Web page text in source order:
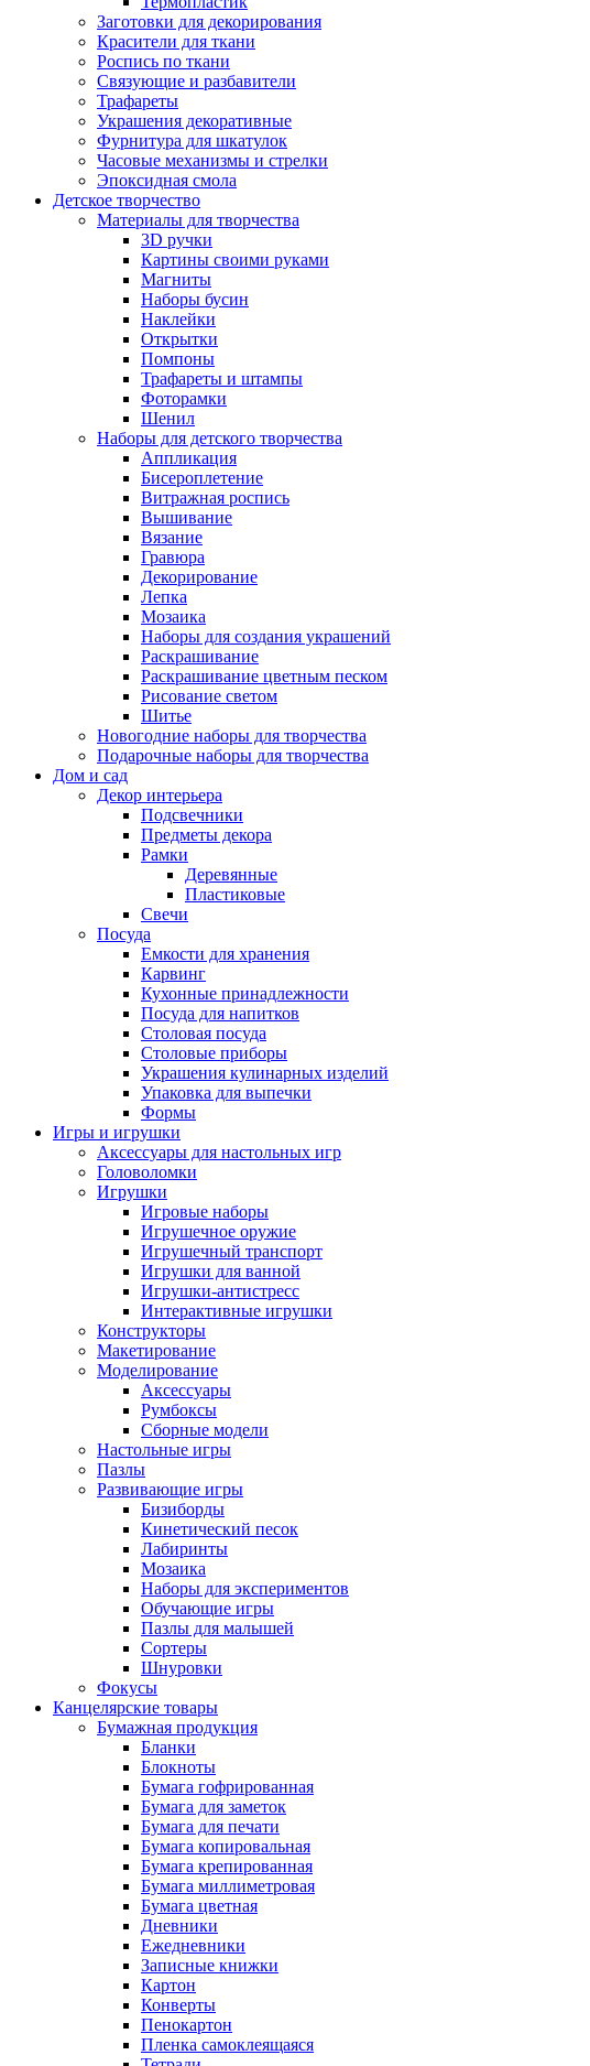
Заготовки для декорирования
Красители для ткани
Роспись по ткани
Связующие и разбавители
Трафареты
Украшения декоративные
Фурнитура для шкатулок
Часовые механизмы и стрелки
Эпоксидная смола
Детское творчество
Материалы для творчества
3D ручки
Картины своими руками
Магниты
Наборы бусин
Наклейки
Открытки
Помпоны
Трафареты и штампы
Фоторамки
Шенил
Наборы для детского творчества
Аппликация
Бисероплетение
Витражная роспись
Вышивание
Вязание
Гравюра
Декорирование
Лепка
Мозаика
Наборы для создания украшений
Раскрашивание
Раскрашивание цветным песком
Рисование светом
Шитье
Новогодние наборы для творчества
Подарочные наборы для творчества
Дом и сад
Декор интерьера
Подсвечники
Предметы декора
Рамки
Деревянные
Пластиковые
Свечи
Посуда
Емкости для хранения
Карвинг
Кухонные принадлежности
Посуда для напитков
Столовая посуда
Столовые приборы
Украшения кулинарных изделий
Упаковка для выпечки
Формы
Игры и игрушки
Аксессуары для настольных игр
Головоломки
Игрушки
Игровые наборы
Игрушечное оружие
Игрушечный транспорт
Игрушки для ванной
Игрушки-антистресс
Интерактивные игрушки
Конструкторы
Макетирование
Моделирование
Аксессуары
Румбоксы
Сборные модели
Настольные игры
Пазлы
Развивающие игры
Бизиборды
Кинетический песок
Лабиринты
Мозаика
Наборы для экспериментов
Обучающие игры
Пазлы для малышей
Сортеры
Шнуровки
Фокусы
Канцелярские товары
Бумажная продукция
Бланки
Блокноты
Бумага гофрированная
Бумага для заметок
Бумага для печати
Бумага копировальная
Бумага крепированная
Бумага миллиметровая
Бумага цветная
Дневники
Ежедневники
Записные книжки
Картон
Конверты
Пенокартон
Пленка самоклеящаяся